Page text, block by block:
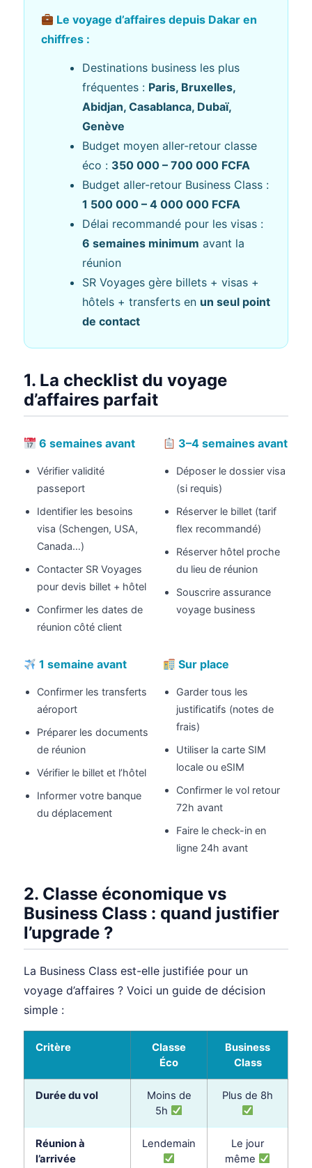
Le voyage d’affaires depuis Dakar en
chiffres :
Destinations business les plus
fréquentes : Paris, Bruxelles,
Abidjan, Casablanca, Dubaï,
Genève
Budget moyen aller-retour classe
éco : 350 000 – 700 000 FCFA
Budget aller-retour Business Class :
1 500 000 – 4 000 000 FCFA
Délai recommandé pour les visas :
6 semaines minimum avant la
réunion
SR Voyages gère billets + visas +
hôtels + transferts en un seul point
de contact
1. La checklist du voyage
d’affaires parfait
6 semaines avant
Vérifier validité
passeport
Identifier les besoins
visa (Schengen, USA,
Canada…)
Contacter SR Voyages
pour devis billet + hôtel
Confirmer les dates de
réunion côté client
3–4 semaines avant
Déposer le dossier visa
(si requis)
Réserver le billet (tarif
flex recommandé)
Réserver hôtel proche
du lieu de réunion
Souscrire assurance
voyage business
1 semaine avant
Confirmer les transferts
aéroport
Préparer les documents
de réunion
Vérifier le billet et l’hôtel
Informer votre banque
du déplacement
Sur place
Garder tous les
justificatifs (notes de
frais)
Utiliser la carte SIM
locale ou eSIM
Confirmer le vol retour
72h avant
Faire le check-in en
ligne 24h avant
2. Classe économique vs
Business Class : quand justifier
l’upgrade ?
La Business Class est-elle justifiée pour un
voyage d’affaires ? Voici un guide de décision
simple :
Critère
Classe
Éco
Business
Class
Durée du vol
Moins de
5h
Plus de 8h
Réunion à
l’arrivée
Lendemain
Le jour
même